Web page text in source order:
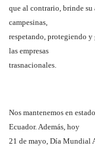
que al contrario, brinde
campesinas,
respetando, protegiendo y
las empresas
trasnacionales.
Nos mantenemos en
Ecuador. Además, hoy
21 de mayo, Día Mundial